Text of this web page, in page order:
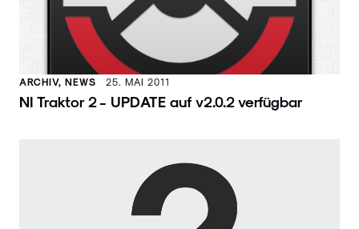
ARCHIV, NEWS 25. MAI 2011
NI Traktor 2 - UPDATE auf v2.0.2 verfügbar